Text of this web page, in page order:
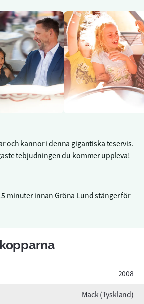
och kannor i denna gigantiska teservis.
tebjudningen du kommer uppleva!
minuter innan Gröna Lund stänger för
2008
Mack (Tyskland)